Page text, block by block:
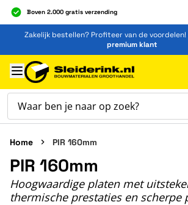
Boven 2.000 gratis verzending
Al 40 jaar dé specialist
Alles onder één dak
Ga naar de inhoud
Zakelijk bestellen? Profiteer van de voordelen!
premium klant
Ga naar hoofdinhoud
Home PIR 160mm
PIR 160mm
Hoogwaardige platen met
thermische prestaties en scherpe